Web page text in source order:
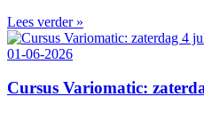
Lees verder »
01-06-2026
Cursus Variomatic: